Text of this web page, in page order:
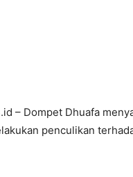
– Dompet Dhuafa
penculikan